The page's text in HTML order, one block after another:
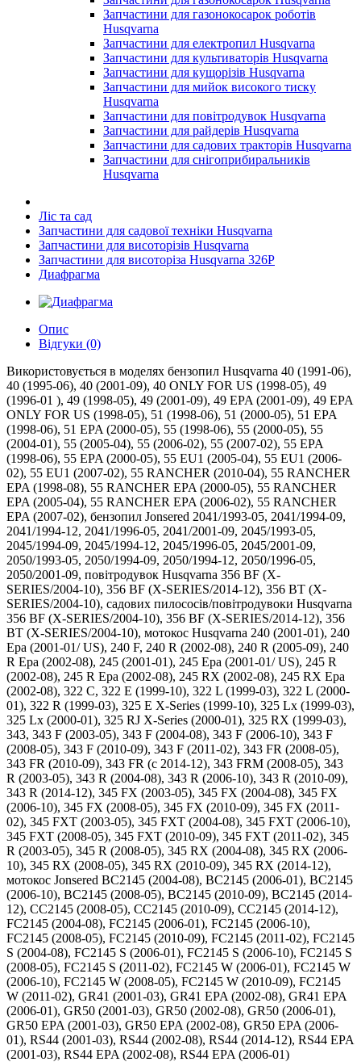
Запчастини для газонокосарок роботів
Husqvarna
Запчастини для електропил Husqvarna
Запчастини для культиваторів Husqvarna
Запчастини для кущорізів Husqvarna
Запчастини для мийок високого тиску
Husqvarna
Запчастини для повітродувок Husqvarna
Запчастини для райдерів Husqvarna
Запчастини для садових тракторів Husqvarna
Запчастини для снігоприбиральників
Husqvarna
Ліс та сад
Запчастини для садової техніки Husqvarna
Запчастини для висоторізів Husqvarna
Запчастини для висоторіза Husqvarna 326P
Диафрагма
Опис
Відгуки (0)
Використовується в моделях бензопил Husqvarna 40 (1991-06),
40 (1995-06), 40 (2001-09), 40 ONLY FOR US (1998-05), 49
(1996-01 ), 49 (1998-05), 49 (2001-09), 49 EPA (2001-09), 49 EPA
ONLY FOR US (1998-05), 51 (1998-06), 51 (2000-05), 51 EPA
(1998-06), 51 EPA (2000-05), 55 (1998-06), 55 (2000-05), 55
(2004-01), 55 (2005-04), 55 (2006-02), 55 (2007-02), 55 EPA
(1998-06), 55 EPA (2000-05), 55 EU1 (2005-04), 55 EU1 (2006-
02), 55 EU1 (2007-02), 55 RANCHER (2010-04), 55 RANCHER
EPA (1998-08), 55 RANCHER EPA (2000-05), 55 RANCHER
EPA (2005-04), 55 RANCHER EPA (2006-02), 55 RANCHER
EPA (2007-02), бензопил Jonsered 2041/1993-05, 2041/1994-09,
2041/1994-12, 2041/1996-05, 2041/2001-09, 2045/1993-05,
2045/1994-09, 2045/1994-12, 2045/1996-05, 2045/2001-09,
2050/1993-05, 2050/1994-09, 2050/1994-12, 2050/1996-05,
2050/2001-09, повітродувок Husqvarna 356 BF (X-
SERIES/2004-10), 356 BF (X-SERIES/2014-12), 356 BT (X-
SERIES/2004-10), садових пилососів/повітродувоки Husqvarna
356 BF (X-SERIES/2004-10), 356 BF (X-SERIES/2014-12), 356
BT (X-SERIES/2004-10), мотокос Husqvarna 240 (2001-01), 240
Epa (2001-01/ US), 240 F, 240 R (2002-08), 240 R (2005-09), 240
R Epa (2002-08), 245 (2001-01), 245 Epa (2001-01/ US), 245 R
(2002-08), 245 R Epa (2002-08), 245 RX (2002-08), 245 RX Epa
(2002-08), 322 C, 322 E (1999-10), 322 L (1999-03), 322 L (2000-
01), 322 R (1999-03), 325 E X-Series (1999-10), 325 Lx (1999-03),
325 Lx (2000-01), 325 RJ X-Series (2000-01), 325 RX (1999-03),
343, 343 F (2003-05), 343 F (2004-08), 343 F (2006-10), 343 F
(2008-05), 343 F (2010-09), 343 F (2011-02), 343 FR (2008-05),
343 FR (2010-09), 343 FR (c 2014-12), 343 FRM (2008-05), 343
R (2003-05), 343 R (2004-08), 343 R (2006-10), 343 R (2010-09),
343 R (2014-12), 345 FX (2003-05), 345 FX (2004-08), 345 FX
(2006-10), 345 FX (2008-05), 345 FX (2010-09), 345 FX (2011-
02), 345 FXT (2003-05), 345 FXT (2004-08), 345 FXT (2006-10),
345 FXT (2008-05), 345 FXT (2010-09), 345 FXT (2011-02), 345
R (2003-05), 345 R (2008-05), 345 RX (2004-08), 345 RX (2006-
10), 345 RX (2008-05), 345 RX (2010-09), 345 RX (2014-12),
мотокос Jonsered BC2145 (2004-08), BC2145 (2006-01), BC2145
(2006-10), BC2145 (2008-05), BC2145 (2010-09), BC2145 (2014-
12), CC2145 (2008-05), CC2145 (2010-09), CC2145 (2014-12),
FC2145 (2004-08), FC2145 (2006-01), FC2145 (2006-10),
FC2145 (2008-05), FC2145 (2010-09), FC2145 (2011-02), FC2145
S (2004-08), FC2145 S (2006-01), FC2145 S (2006-10), FC2145 S
(2008-05), FC2145 S (2011-02), FC2145 W (2006-01), FC2145 W
(2006-10), FC2145 W (2008-05), FC2145 W (2010-09), FC2145
W (2011-02), GR41 (2001-03), GR41 EPA (2002-08), GR41 EPA
(2006-01), GR50 (2001-03), GR50 (2002-08), GR50 (2006-01),
GR50 EPA (2001-03), GR50 EPA (2002-08), GR50 EPA (2006-
01), RS44 (2001-03), RS44 (2002-08), RS44 (2014-12), RS44 EPA
(2001-03), RS44 EPA (2002-08), RS44 EPA (2006-01)